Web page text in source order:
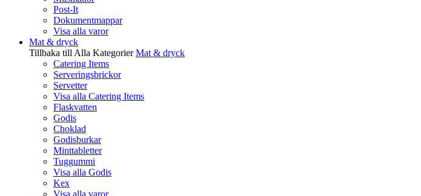
Post-It
Dokumentmappar
Visa alla varor
Mat & dryck
Tillbaka till Alla Kategorier Mat & dryck
Catering Items
Serveringsbrickor
Servetter
Visa alla Catering Items
Flaskvatten
Godis
Choklad
Godisburkar
Minttabletter
Tuggummi
Visa alla Godis
Kex
Visa alla varor